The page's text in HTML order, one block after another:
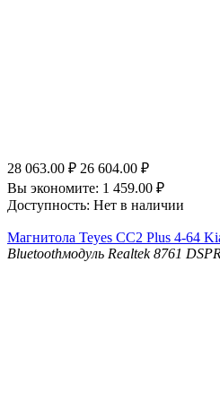
28 063.00 ₽ 26 604.00 ₽
Вы экономите: 1 459.00 ₽
Доступность: Нет в наличии
Магнитола Teyes CC2 Plus 4-64
Bluetoothмодуль Realtek 8761 DSP